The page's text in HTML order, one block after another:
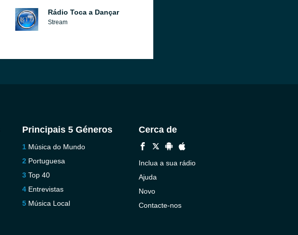
Rádio Toca a Dançar
Stream
Principais 5 Géneros
Música do Mundo
Portuguesa
Top 40
Entrevistas
Música Local
Cerca de
Inclua a sua rádio
Ajuda
Novo
Contacte-nos